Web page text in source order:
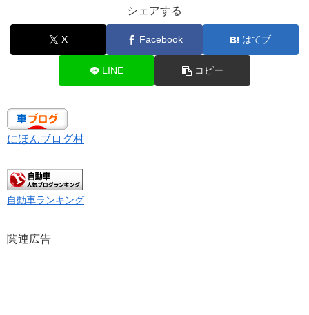
シェアする
X Facebook はてブ
LINE コピー
にほんブログ村
自動車ランキング
関連広告